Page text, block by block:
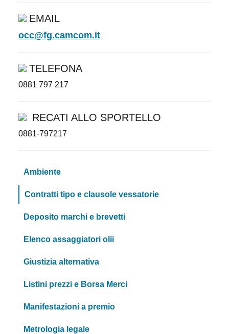
Ambiente
Contratti tipo e clausole vessatorie
Deposito marchi e brevetti
Elenco assaggiatori olii
Giustizia alternativa
Listini prezzi e Borsa Merci
Manifestazioni a premio
Metrologia legale
EMAIL
occ@fg.camcom.it
TELEFONA
0881 797 217
RECATI ALLO SPORTELLO
0881-797217